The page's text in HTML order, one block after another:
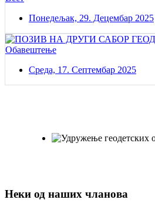
Понедељак, 29. Децембар 2025
Обавештење
Среда, 17. Септембар 2025
Неки од наших чланова